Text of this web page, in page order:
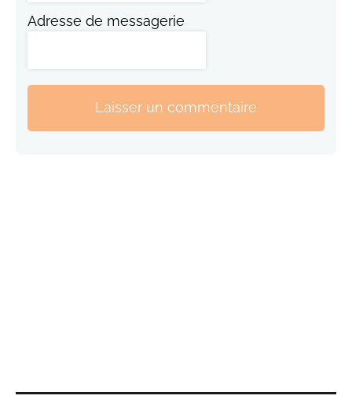
Adresse de messagerie
Laisser un commentaire